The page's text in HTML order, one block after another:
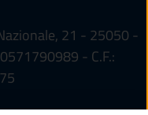
21 - 25050 -
- C.F.: